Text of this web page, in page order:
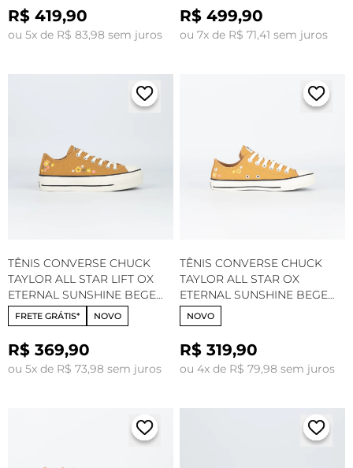
R$ 419,90
ou 5x de R$ 83,98 sem juros
R$ 499,90
ou 7x de R$ 71,41 sem juros
TÊNIS CONVERSE CHUCK
TAYLOR ALL STAR LIFT OX
ETERNAL SUNSHINE BEGE
MEL SALMAO FLUOR
AMENDOA CT33300002
FRETE GRÁTIS* NOVO
R$ 369,90
ou 5x de R$ 73,98 sem juros
TÊNIS CONVERSE CHUCK
TAYLOR ALL STAR OX
ETERNAL SUNSHINE BEGE
MEL SALMAO FLUOR
AMENDOA CT33320002
NOVO
R$ 319,90
ou 4x de R$ 79,98 sem juros